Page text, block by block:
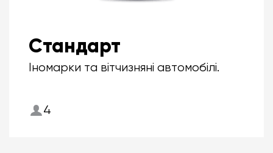
Стандарт
Іномарки та вітчизняні автомобілі.
4